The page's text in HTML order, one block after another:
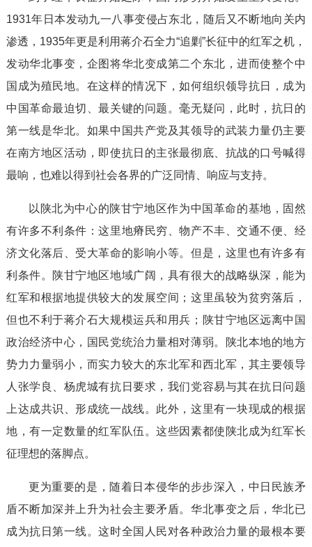
1931年日本发动九一八事变侵占东北，随后又不断地向关内
渗透，1935年更是利用蒋介石全力“追剿”长征中的红军之机，
发动华北事变，企图将华北变成第二个东北，进而使整个中
国成为殖民地。在这样的情况下，如何组织领导抗日，成为
中国革命最迫切、最关键的问题。毫无疑问，此时，抗日的
第一线是华北。如果中国共产党及其领导的武装力量仍主要
在南方地区活动，即使抗日的主张最彻底、抗战的口号喊得
最响，也难以得到社会各界的广泛同情、响应与支持。
以陕北为中心的陕甘宁地区作为中国革命的基地，固然
有许多不利条件：这里地瘠民穷、物产不丰、交通不便、经
济文化落后、受大革命的影响小等。但是，这里也有许多有
利条件。陕甘宁地区地域广阔，具有很大的战略纵深，能为
红军和根据地提供较大的发展空间；这里虽较为贫穷落后，
但也不利于蒋介石大规模运兵和用兵；陕甘宁地区远离中国
政治经济中心，国民党统治力量相对薄弱。陕北本地的地方
势力力量弱小，而实力较大的东北军和西北军，其主要领导
人张学良、杨虎城有抗日要求，我们党容易与其在抗日问题
上达成共识、形成统一战线。此外，这里有一块现成的根据
地，有一定数量的红军队伍。这些因素都使陕北成为红军长
征理想的落脚点。
更为重要的是，随着日本侵华的步步深入，中日民族矛
盾不断加深并上升为社会主要矛盾。华北事变之后，华北已
成为抗日第一线。这时全国人民对各种政治力量的最根本要